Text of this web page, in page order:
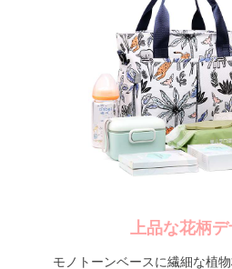
上品な花柄デ
モノトーンベースに繊細な植